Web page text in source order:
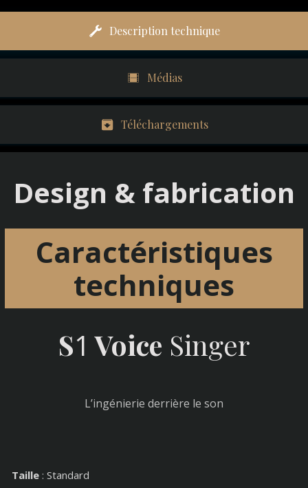
Description technique
Médias
Téléchargements
Design & fabrication
Caractéristiques
techniques
S1 Voice Singer
L’ingénierie derrière le son
Taille : Standard